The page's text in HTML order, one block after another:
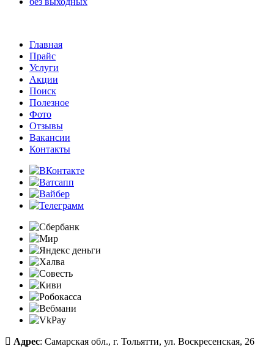
Главная
Прайс
Услуги
Акции
Поиск
Полезное
Фото
Отзывы
Вакансии
Контакты
Адрес: Самарская обл., г. Тольятти, ул. Воскресенская, 26